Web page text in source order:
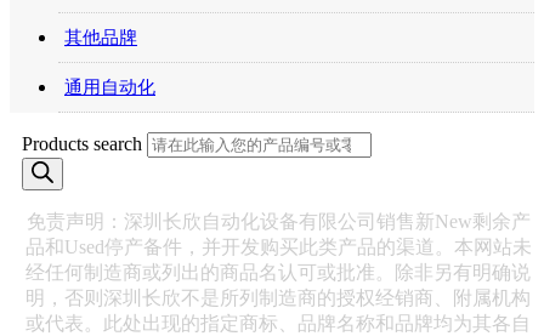
其他品牌
通用自动化
Products search
免责声明：深圳长欣自动化设备有限公司销售新New剩余产
品和Used停产备件，并开发购买此类产品的渠道。本网站未
经任何制造商或列出的商品名认可或批准。除非另有明确说
明，否则深圳长欣不是所列制造商的授权经销商、附属机构
或代表。此处出现的指定商标、品牌名称和品牌均为其各自